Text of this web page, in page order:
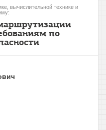
вычислительной технике и
по